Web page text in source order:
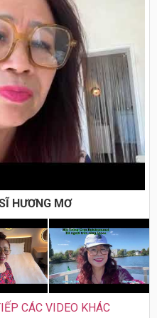
HƯƠNG MƠ
CÁC VIDEO KHÁC